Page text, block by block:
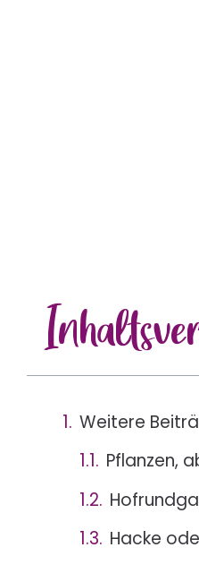
Inhalts
Weitere
Pflanzen,
Hacke